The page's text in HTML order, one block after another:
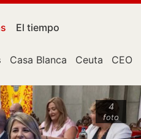
El tiempo
Casa Blanca Ceuta CEO
4
foto